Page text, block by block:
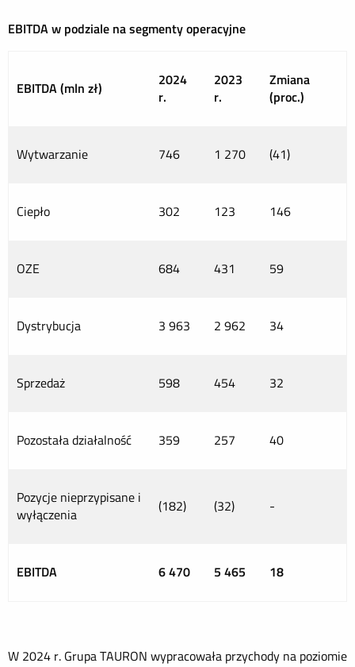
EBITDA w podziale na segmenty operacyjne
EBITDA (mln zł)
2024
r.
2023
r.
Zmiana
(proc.)
Wytwarzanie 746 1 270 (41)
Ciepło 302 123 146
OZE 684 431 59
Dystrybucja 3 963 2 962 34
Sprzedaż 598 454 32
Pozostała działalność 359 257 40
Pozycje nieprzypisane i
wyłączenia
(182) (32) -
EBITDA 6 470 5 465 18
W 2024 r. Grupa TAURON wypracowała przychody na poziomie